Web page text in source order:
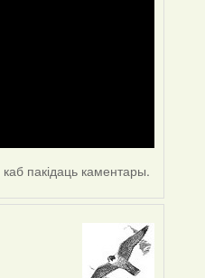
каб пакідаць каментары.